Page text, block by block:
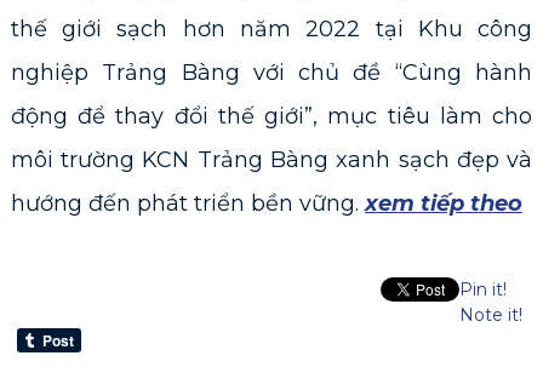
thế giới sạch hơn năm 2022 tại Khu công
nghiệp Trảng Bàng với chủ đề “Cùng hành
động để thay đổi thế giới”, mục tiêu làm cho
môi trường KCN Trảng Bàng xanh sạch đẹp và
hướng đến phát triển bền vững.xem tiếp theo
Pin it!
Note it!